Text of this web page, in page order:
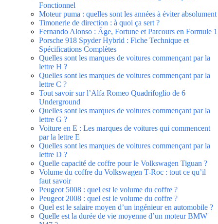
Fonctionnel
Moteur puma : quelles sont les années à éviter absolument
Timonerie de direction : à quoi ça sert ?
Fernando Alonso : Âge, Fortune et Parcours en Formule 1
Porsche 918 Spyder Hybrid : Fiche Technique et
Spécifications Complètes
Quelles sont les marques de voitures commençant par la
lettre H ?
Quelles sont les marques de voitures commençant par la
lettre C ?
Tout savoir sur l’Alfa Romeo Quadrifoglio de 6
Underground
Quelles sont les marques de voitures commençant par la
lettre G ?
Voiture en E : Les marques de voitures qui commencent
par la lettre E
Quelles sont les marques de voitures commençant par la
lettre D ?
Quelle capacité de coffre pour le Volkswagen Tiguan ?
Volume du coffre du Volkswagen T-Roc : tout ce qu’il
faut savoir
Peugeot 5008 : quel est le volume du coffre ?
Peugeot 2008 : quel est le volume du coffre ?
Quel est le salaire moyen d’un ingénieur en automobile ?
Quelle est la durée de vie moyenne d’un moteur BMW